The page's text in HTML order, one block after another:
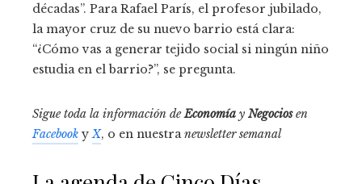
décadas”. Para Rafael París, el profesor jubilado,
la mayor cruz de su nuevo barrio está clara:
“¿Cómo vas a generar tejido social si ningún niño
estudia en el barrio?”, se pregunta.
Sigue toda la información deEconomía y Negociosen
Facebook yX, o en nuestranewsletter semanal